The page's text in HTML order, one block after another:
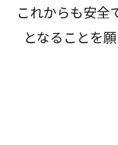
これからも安全
となることを